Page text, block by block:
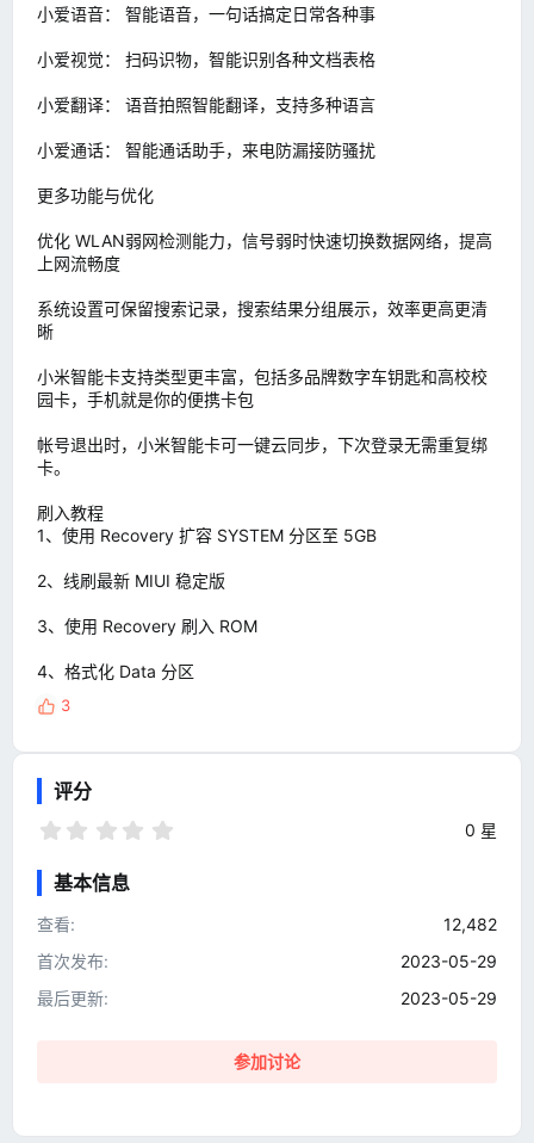
小爱语音： 智能语音，一句话搞定日常各种事
小爱视觉： 扫码识物，智能识别各种文档表格
小爱翻译： 语音拍照智能翻译，支持多种语言
小爱通话： 智能通话助手，来电防漏接防骚扰
更多功能与优化
优化 WLAN弱网检测能力，信号弱时快速切换数据网络，提高
上网流畅度
系统设置可保留搜索记录，搜索结果分组展示，效率更高更清
晰
小米智能卡支持类型更丰富，包括多品牌数字车钥匙和高校校
园卡，手机就是你的便携卡包
帐号退出时，小米智能卡可一键云同步，下次登录无需重复绑
卡。
刷入教程
1、使用 Recovery 扩容 SYSTEM 分区至 5GB
2、线刷最新 MIUI 稳定版
3、使用 Recovery 刷入 ROM
4、格式化 Data 分区
反
:
3
评分
0 星
基本信息
查看
12,482
首次发布
2023-05-29
最后更新
2023-05-29
参加讨论